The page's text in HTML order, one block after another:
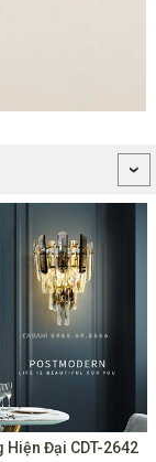
Hiện Đại CDT-2642